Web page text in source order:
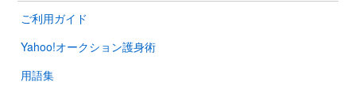
ご利用ガイド
Yahoo!オークション護身術
用語集